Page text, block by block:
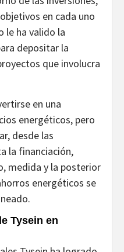
en cada uno
le ha valido la
depositar la
que involucra
en una
energéticos, pero
desde las
la financiación,
medida y la posterior
energéticos se
Tysein en